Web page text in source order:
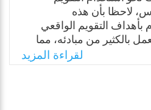
لاحظا بأن هذه
بأهداف التقويم الواقعي
بالكثير من مبادئه، مما
او ضعف في تطبيق
لاستراتيجيات ومبادئ
لقراءة المزيد